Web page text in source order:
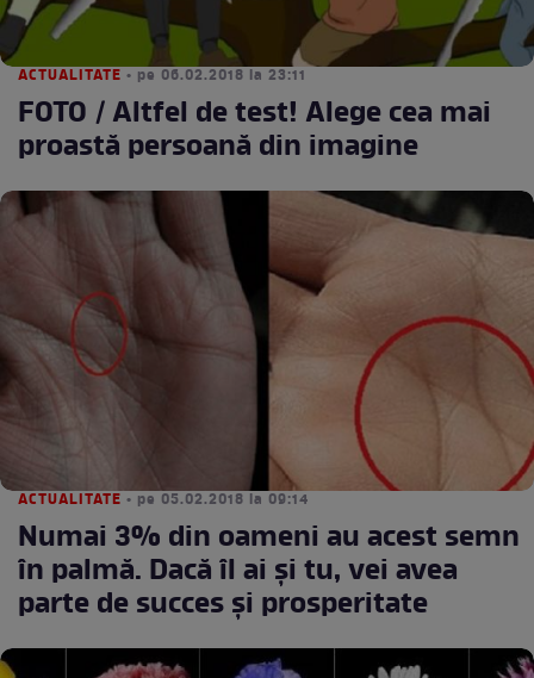
ACTUALITATE • pe 06.02.2018 la 23:11
FOTO / Altfel de test! Alege cea mai
proastă persoană din imagine
ACTUALITATE • pe 05.02.2018 la 09:14
Numai 3% din oameni au acest semn
în palmă. Dacă îl ai și tu, vei avea
parte de succes și prosperitate